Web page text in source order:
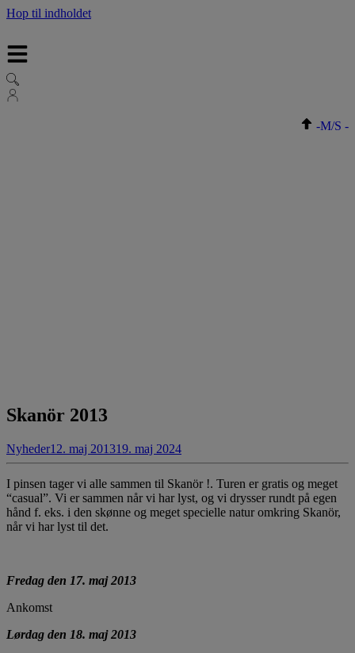
Hop til indholdet
-M/S -
Skanör 2013
Nyheder12. maj 201319. maj 2024
I pinsen tager vi alle sammen til Skanör !. Turen er gratis og meget
“casual”. Vi er sammen når vi har lyst, og vi drysser rundt på egen
hånd f. eks. i den skønne og meget specielle natur omkring Skanör,
når vi har lyst til det.
Fredag den 17. maj 2013
Ankomst
Lørdag den 18. maj 2013